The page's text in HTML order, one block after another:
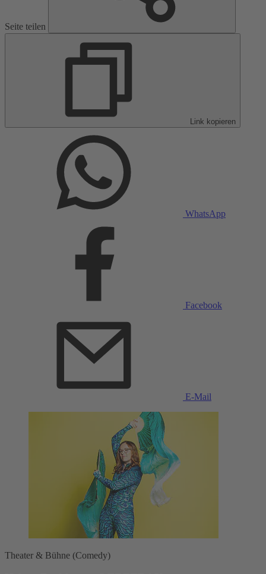
Seite teilen
Link kopieren
WhatsApp
Facebook
E-Mail
Theater & Bühne (Comedy)